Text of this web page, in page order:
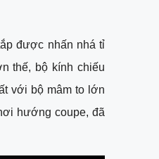
được nhấn nhá tỉ
thế, bộ kính chiếu
với bộ mâm to lớn
hướng coupe, đã